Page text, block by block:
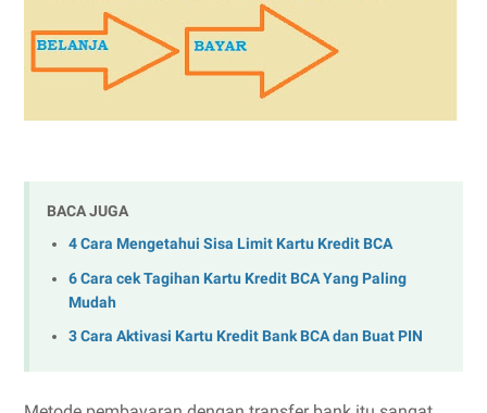
BACA JUGA
4 Cara Mengetahui Sisa Limit Kartu Kredit BCA
6 Cara cek Tagihan Kartu Kredit BCA Yang Paling
Mudah
3 Cara Aktivasi Kartu Kredit Bank BCA dan Buat PIN